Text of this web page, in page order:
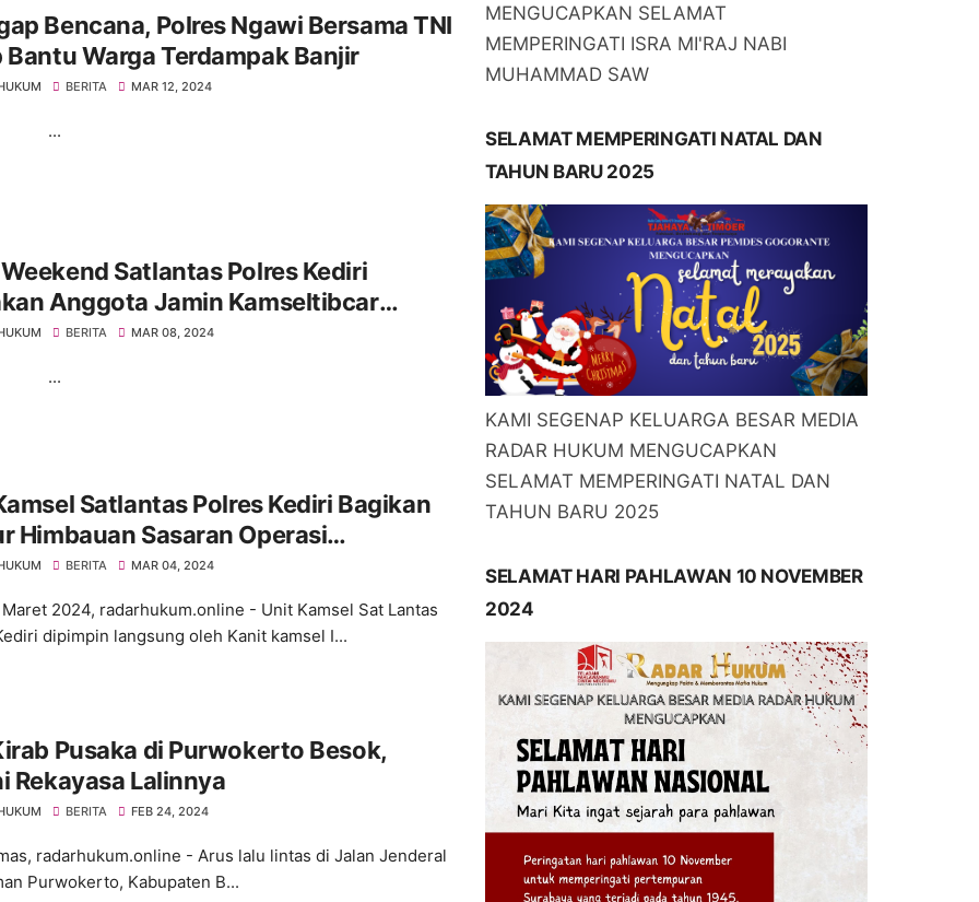
Bencana, Polres Ngawi Bersama TNI
Bantu Warga Terdampak Banjir
BERITA MAR 12, 2024
Satlantas Polres Kediri
Anggota Jamin Kamseltibcar
BERITA MAR 08, 2024
Satlantas Polres Kediri Bagikan
Himbauan Sasaran Operasi
Semeru 2024
BERITA MAR 04, 2024
2024, radarhukum.online - Unit Kamsel Sat Lantas
dipimpin langsung oleh Kanit kamsel I...
Pusaka di Purwokerto Besok,
Rekayasa Lalinnya
BERITA FEB 24, 2024
radarhukum.online - Arus lalu lintas di Jalan Jenderal
Purwokerto, Kabupaten B...
MENGUCAPKAN SELAMAT
MEMPERINGATI ISRA MI'RAJ NABI
MUHAMMAD SAW
SELAMAT MEMPERINGATI NATAL DAN
TAHUN BARU 2025
KAMI SEGENAP KELUARGA BESAR MEDIA
RADAR HUKUM MENGUCAPKAN
SELAMAT MEMPERINGATI NATAL DAN
TAHUN BARU 2025
SELAMAT HARI PAHLAWAN 10 NOVEMBER
2024